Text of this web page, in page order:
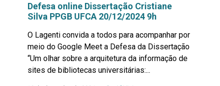
Defesa online Dissertação Cristiane
Silva PPGB UFCA 20/12/2024 9h
O Lagenti convida a todos para acompanhar por
meio do Google Meet a Defesa da Dissertação
“Um olhar sobre a arquitetura da informação de
sites de bibliotecas universitárias:...